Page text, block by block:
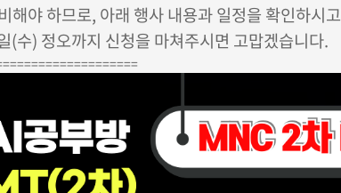
해야 하므로, 아래 행사 내용과 일정을 확인하시고
(수) 정오까지 신청을 마쳐주시면 고맙겠습니다.